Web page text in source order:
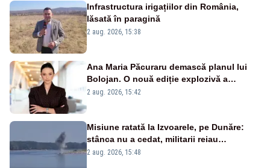
Infrastructura irigațiilor din România,
lăsată în paragină
2 aug. 2026, 15:38
Ana Maria Păcuraru demască planul lui
Bolojan. O nouă ediție explozivă a
emisiunii „Miza Zilei” la Realitatea PLUS
2 aug. 2026, 15:42
Misiune ratată la Izvoarele, pe Dunăre:
stânca nu a cedat, militarii reiau
detonările luni – VIDEO
2 aug. 2026, 15:48